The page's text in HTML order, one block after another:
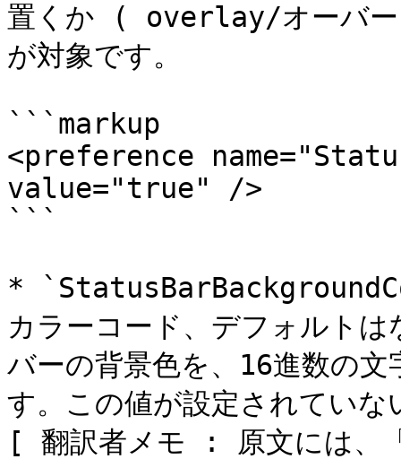
置くか ( overlay/オーバー
が対象です。
```markup
<preference
value="true" />
```
*
カラーコード、デフォルト
バーの背景色を、16進数の
す。この値が設定されてい
[ 翻訳者メモ : 原文には、